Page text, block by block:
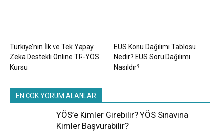
Türkiye’nin İlk ve Tek Yapay
Zeka Destekli Online TR-YÖS
Kursu
EUS Konu Dağılımı Tablosu
Nedir? EUS Soru Dağılımı
Nasıldır?
EN ÇOK YORUM ALANLAR
YÖS’e Kimler Girebilir? YÖS Sınavına
Kimler Başvurabilir?